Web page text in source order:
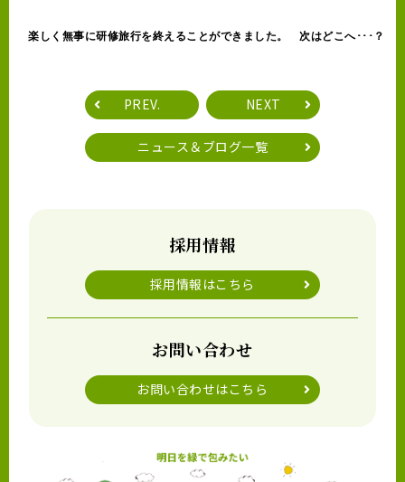
楽しく無事に研修旅行を終えることができました。　次はどこへ･･･？
PREV. NEXT
ニュース＆ブログ一覧
採用情報
採用情報はこちら
お問い合わせ
お問い合わせはこちら